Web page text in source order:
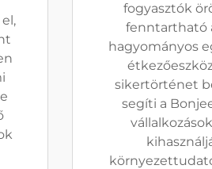
fogyasztók
fenntartható
hagyományos
sikertörténet
segíti a